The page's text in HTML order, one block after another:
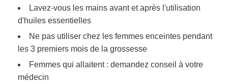
Lavez-vous les mains avant et après l'utilisation
d'huiles essentielles
Ne pas utiliser chez les femmes enceintes pendant
les 3 premiers mois de la grossesse
Femmes qui allaitent : demandez conseil à votre
médecin